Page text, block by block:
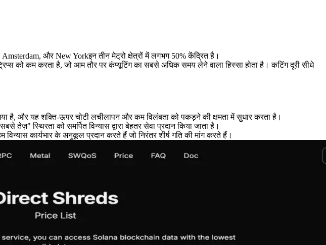
और New Yorkइन तीन मेट्रो क्षेत्रों में लगभग 50% केंद्रित है।
को कम करता है, जो आम तौर पर कंप्यूटिंग का सबसे अधिक समय लेने वाला हिस्सा होता है। कटिंग दूरी सीधे
है, और यह शक्ति-ऊपर चोटी लचीलापन और कम विलंबता को पकड़ने की क्षमता में सुधार करता है।
स्थिरता को समर्पित विन्यास द्वारा बेहतर सेवा प्रदान किया जाता है।
विन्यास कार्यभार के अनुकूल प्रदान करते हैं जो निरंतर शीर्ष गति की मांग करते हैं।